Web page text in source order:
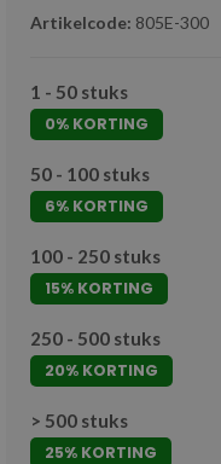
Artikelcode: 805E-300
1 - 50 stuks
0% KORTING
50 - 100 stuks
6% KORTING
100 - 250 stuks
15% KORTING
250 - 500 stuks
20% KORTING
> 500 stuks
25% KORTING